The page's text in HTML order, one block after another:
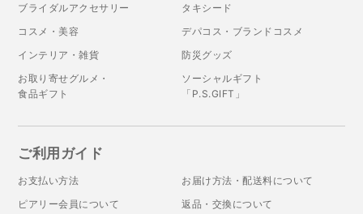
ブライダルアクセサリー
タキシード
コスメ・美容
デパコス・ブランドコスメ
インテリア・雑貨
防災グッズ
お取り寄せグルメ・
食品ギフト
ソーシャルギフト
「P.S.GIFT」
ご利用ガイド
お支払い方法
お届け方法・配送料について
ピアリー会員について
返品・交換について